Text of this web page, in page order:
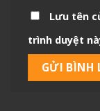
Lưu tên
trình duyệt